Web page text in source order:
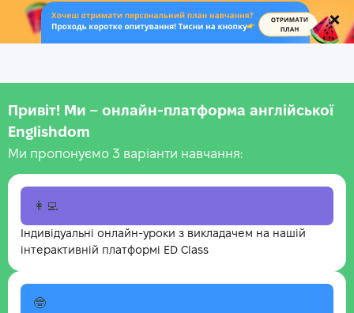
.
Привіт! Ми – онлайн-платформа англійської
Englishdom
Ми пропонуємо 3 варіанти навчання:
👩‍💻
Індивідуальні онлайн-уроки з викладачем на нашій
інтерактивній платформі ED Class
🤓